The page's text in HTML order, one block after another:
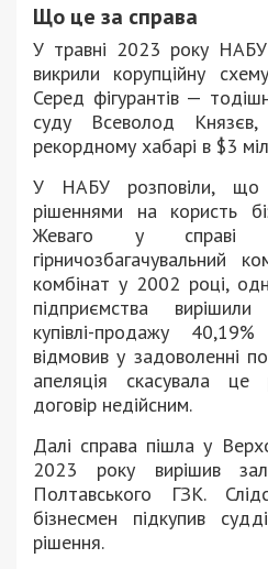
Що це за справа
У травні 2023 року
викрили корупційну
Серед фігурантів —
суду Всеволод
рекордному хабарі в $3
У НАБУ розповіли, що
рішеннями на користь
Жеваго у справі
гірничозбагачувальний
комбінат у 2002 році,
підприємства
купівлі-продажу
відмовив у задоволенні
апеляція скасувала
договір недійсним.
Далі справа пішла у
2023 року вирішив
Полтавського ГЗК.
бізнесмен підкупив
рішення.